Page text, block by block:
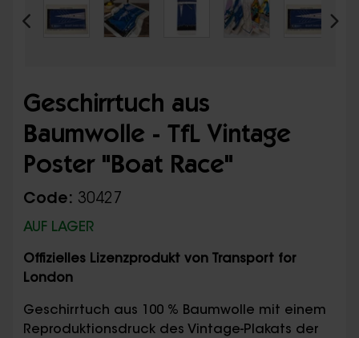
Geschirrtuch aus
Baumwolle - TfL Vintage
Poster "Boat Race"
Code: 30427
AUF LAGER
Offizielles Lizenzprodukt von Transport for
London
Geschirrtuch aus 100 % Baumwolle mit einem
Reproduktionsdruck des Vintage-Plakats der